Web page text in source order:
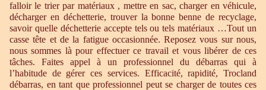
falloir le trier par matériaux , mettre en sac, charger en véhicule,
décharger en déchetterie, trouver la bonne benne de recyclage,
savoir quelle déchetterie accepte tels ou tels matériaux …Tout un
casse tête et de la fatigue occasionnée. Reposez vous sur nous,
nous sommes là pour effectuer ce travail et vous libérer de ces
tâches. Faites appel à un professionnel du débarras qui à
l’habitude de gérer ces services. Efficacité, rapidité, Trocland
débarras, en tant que professionnel peut se charger de toutes ces